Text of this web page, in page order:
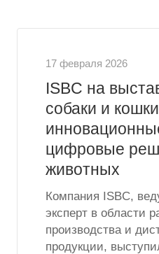
17 февраля 2026
ISBC на
собаки и
цифровые
животных
Компания ISBC,
эксперт в области
производства и
продукции,